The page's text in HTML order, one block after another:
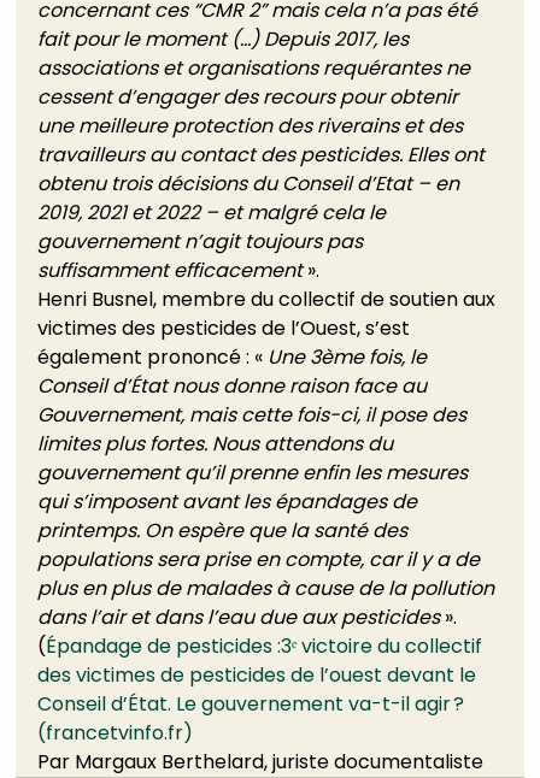
concernant ces “CMR 2” mais cela n’a pas été
fait pour le moment (…) Depuis 2017, les
associations et organisations requérantes ne
cessent d’engager des recours pour obtenir
une meilleure protection des riverains et des
travailleurs au contact des pesticides. Elles ont
obtenu trois décisions du Conseil d’Etat – en
2019, 2021 et 2022 – et malgré cela le
gouvernement n’agit toujours pas
suffisamment efficacement ».
Henri Busnel, membre du collectif de soutien aux
victimes des pesticides de l’Ouest, s’est
également prononcé : « Une 3ème fois, le
Conseil d’État nous donne raison face au
Gouvernement, mais cette fois-ci, il pose des
limites plus fortes. Nous attendons du
gouvernement qu’il prenne enfin les mesures
qui s’imposent avant les épandages de
printemps. On espère que la santé des
populations sera prise en compte, car il y a de
plus en plus de malades à cause de la pollution
dans l’air et dans l’eau due aux pesticides ».
(Épandage de pesticides :3ᵉ victoire du collectif
des victimes de pesticides de l’ouest devant le
Conseil d’État. Le gouvernement va-t-il agir ?
(francetvinfo.fr)
Par Margaux Berthelard, juriste documentaliste